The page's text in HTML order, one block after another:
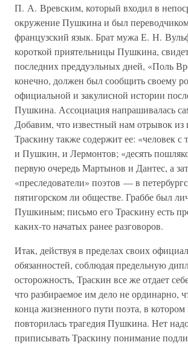
П. А. Вревским, который входил в
окружение Пушкина и был переводчиком
французский язык. Брат мужа Е. Н.
короткой приятельницы Пушкина,
последних преддуэльных дней, «Поль
конечно, должен был сообщить своему
официальной и закулисной истории
Пушкина. Ассоциация напрашивалась
Добавим, что известный нам отрывок из
Траскину также содержит ее: «человек
и Пушкин, и Лермонтов; «десять
первую очередь Мартынов и Дантес, а
«преследователи» поэтов — в
пятигорском ли обществе. Граббе был
Пушкиным; письмо его Траскину есть
каких-то начатых ранее разговоров.
Итак, действуя в пределах своих
обязанностей, соблюдая предельную
осторожность, Траскин все же отдает
что разбираемое им дело не ординарно,
конца жизненного пути поэта, в
повторилась трагедия Пушкина. Нет
приписывать Траскину понимание